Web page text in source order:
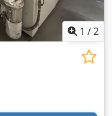
1 /2